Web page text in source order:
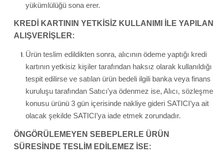
yükümlülüğü sona erer.
KREDİ KARTININ YETKİSİZ KULLANIMI İLE YAPILAN
ALIŞVERİŞLER:
Ürün teslim edildikten sonra, alıcının ödeme yaptığı kredi
kartının yetkisiz kişiler tarafından haksız olarak kullanıldığı
tespit edilirse ve satılan ürün bedeli ilgili banka veya finans
kuruluşu tarafından Satıcı'ya ödenmez ise, Alıcı, sözleşme
konusu ürünü 3 gün içerisinde nakliye gideri SATICI’ya ait
olacak şekilde SATICI’ya iade etmek zorundadır.
ÖNGÖRÜLEMEYEN SEBEPLERLE ÜRÜN
SÜRESİNDE TESLİM EDİLEMEZ İSE: